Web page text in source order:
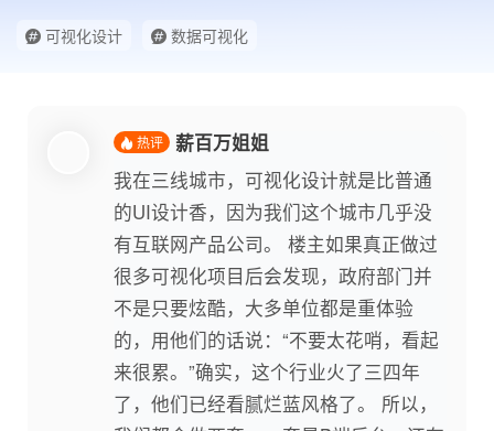
可视化设计 数据可视化
热评 薪百万姐姐
我在三线城市，可视化设计就是比普通
的UI设计香，因为我们这个城市几乎没
有互联网产品公司。 楼主如果真正做过
很多可视化项目后会发现，政府部门并
不是只要炫酷，大多单位都是重体验
的，用他们的话说：“不要太花哨，看起
来很累。”确实，这个行业火了三四年
了，他们已经看腻烂蓝风格了。 所以，